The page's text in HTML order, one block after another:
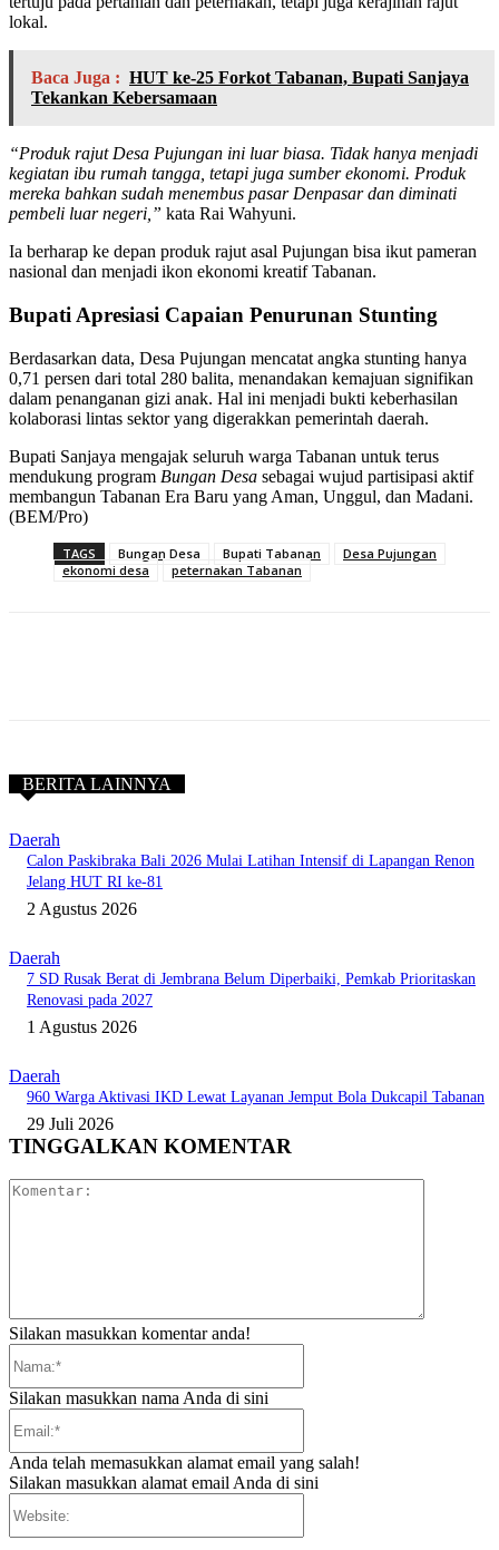
lokal.
Baca Juga : HUT ke-25 Forkot Tabanan, Bupati Sanjaya
Tekankan Kebersamaan
“Produk rajut Desa Pujungan ini luar biasa. Tidak hanya menjadi
kegiatan ibu rumah tangga, tetapi juga sumber ekonomi. Produk
mereka bahkan sudah menembus pasar Denpasar dan diminati
pembeli luar negeri,” kata Rai Wahyuni.
Ia berharap ke depan produk rajut asal Pujungan bisa ikut pameran
nasional dan menjadi ikon ekonomi kreatif Tabanan.
Bupati Apresiasi Capaian Penurunan Stunting
Berdasarkan data, Desa Pujungan mencatat angka stunting hanya
0,71 persen dari total 280 balita, menandakan kemajuan signifikan
dalam penanganan gizi anak. Hal ini menjadi bukti keberhasilan
kolaborasi lintas sektor yang digerakkan pemerintah daerah.
Bupati Sanjaya mengajak seluruh warga Tabanan untuk terus
mendukung program Bungan Desa sebagai wujud partisipasi aktif
membangun Tabanan Era Baru yang Aman, Unggul, dan Madani.
(BEM/Pro)
TAGS Bungan Desa Bupati Tabanan
Desa Pujungan
ekonomi desa
peternakan Tabanan
BERITA LAINNYA
Daerah
Calon Paskibraka Bali 2026 Mulai Latihan Intensif di Lapangan Renon
Jelang HUT RI ke-81
2 Agustus 2026
Daerah
7 SD Rusak Berat di Jembrana Belum Diperbaiki, Pemkab Prioritaskan
Renovasi pada 2027
1 Agustus 2026
Daerah
960 Warga Aktivasi IKD Lewat Layanan Jemput Bola Dukcapil Tabanan
29 Juli 2026
TINGGALKAN KOMENTAR
Silakan masukkan komentar anda!
Silakan masukkan nama Anda di sini
Anda telah memasukkan alamat email yang salah!
Silakan masukkan alamat email Anda di sini